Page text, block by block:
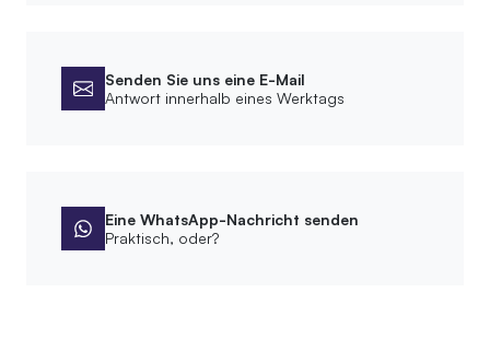
Montage
Befestigungsmaterial im Lieferumfang enthalten
Senden Sie uns eine E-Mail
Antwort innerhalb eines Werktags
Eine WhatsApp-Nachricht senden
Praktisch, oder?